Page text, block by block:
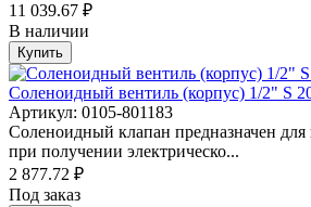
11 039.67 ₽
В наличии
Купить
Соленоидный вентиль (корпус) 1/2" S
Артикул: 0105-801183
Соленоидный клапан предназначен для
при получении электрическо...
2 877.72 ₽
Под заказ